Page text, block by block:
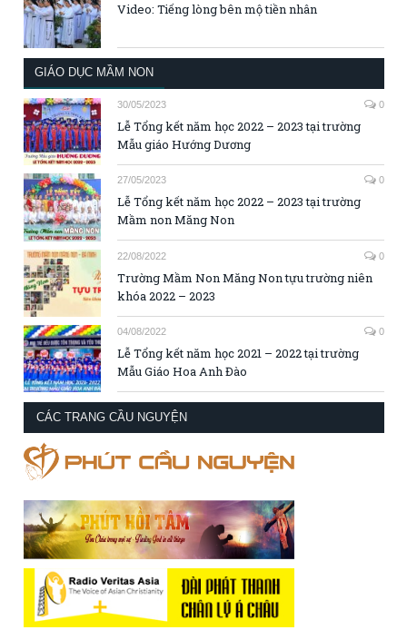
Video: Tiếng lòng bên mộ tiền nhân
GIÁO DỤC MẦM NON
30/05/2023 0
Lễ Tổng kết năm học 2022 – 2023 tại trường
Mẫu giáo Hướng Dương
27/05/2023 0
Lễ Tổng kết năm học 2022 – 2023 tại trường
Mầm non Măng Non
22/08/2022 0
Trường Mầm Non Măng Non tựu trường niên
khóa 2022 – 2023
04/08/2022 0
Lễ Tổng kết năm học 2021 – 2022 tại trường
Mẫu Giáo Hoa Anh Đào
CÁC TRANG CẦU NGUYỆN